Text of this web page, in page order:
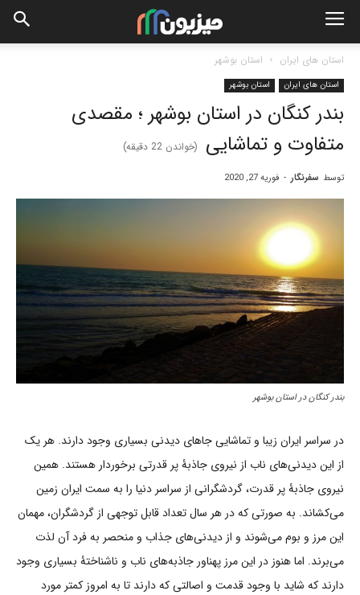
استان های ایران استان بوشهر
استان های ایران استان بوشهر
بندر کنگان در استان بوشهر ؛ مقصدی
متفاوت و تماشایی
(خواندن 22 دقیقه)
توسط سفرنگار - فوریه 27, 2020
بندر کنگان در استان بوشهر
در سراسر ایران زیبا و تماشایی جاهای دیدنی بسیاری وجود دارند. هر یک
از این دیدنی‌های ناب از نیروی جاذبۀ پر قدرتی برخوردار هستند. همین
نیروی جاذبۀ پر قدرت، گردشگرانی از سراسر دنیا را به سمت ایران زمین
می‌کشاند. به صورتی که در هر سال تعداد قابل توجهی از گردشگران، مهمان
این مرز و بوم می‌شوند و از دیدنی‌های جذاب و منحصر به فرد آن لذت
می‌برند. اما هنوز در این مرز پهناور جاذبه‌های ناب و ناشناختۀ بسیاری وجود
دارند که شاید با وجود قدمت و اصالتی که دارند تا به امروز کمتر مورد